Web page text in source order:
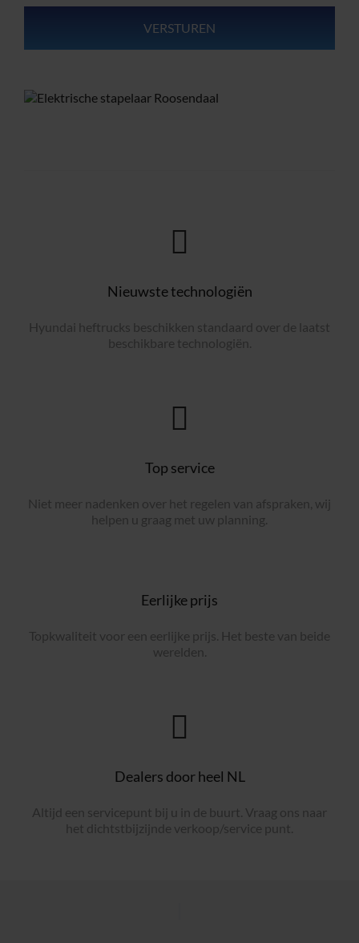
Nieuwste technologiën
Hyundai heftrucks beschikken standaard over de laatst
beschikbare technologiën.
Top service
Niet meer nadenken over het regelen van afspraken, wij
helpen u graag met uw planning.
Eerlijke prijs
Topkwaliteit voor een eerlijke prijs. Het beste van beide
werelden.
Dealers door heel NL
Altijd een servicepunt bij u in de buurt. Vraag ons naar
het dichtstbijzijnde verkoop/service punt.